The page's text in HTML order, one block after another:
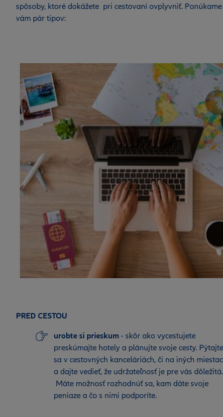
spôsoby, ktoré dokážete pri cestovaní ovplyvniť. Ponúkame
vám pár tipov:
PRED CESTOU
urobte si prieskum - skôr ako vycestujete
preskúmajte hotely a plánujte svoje cesty. Pýtajte
sa v cestovných kanceláriách, či na iných
a dajte vedieť, že udržateľnosť je pre vás dôležitá.
Máte možnosť rozhodnúť sa, kam dáte svoje
peniaze a čo s nimi podporíte.